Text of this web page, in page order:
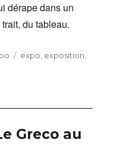
dérape dans un
du tableau.
Étiquettes
expo, exposition,
Greco au